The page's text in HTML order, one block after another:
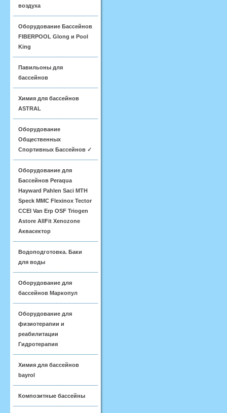
воздуха
Оборудование Бассейнов
FIBERPOOL Glong и Pool
King
Павильоны для
бассейнов
Химия для бассейнов
ASTRAL
Оборудование
Общественных
Спортивных Бассейнов ✓
Оборудование для
Бассейнов Peraqua
Hayward Pahlen Saci MTH
Speck MMC Flexinox Tector
CCEI Van Erp OSF Triogen
Astore AllFit Xenozone
Аквасектор
Водоподготовка. Баки
для воды
Оборудование для
бассейнов Маркопул
Оборудование для
физиотерапии и
реабилитации
Гидротерапия
Химия для бассейнов
bayrol
Композитные бассейны